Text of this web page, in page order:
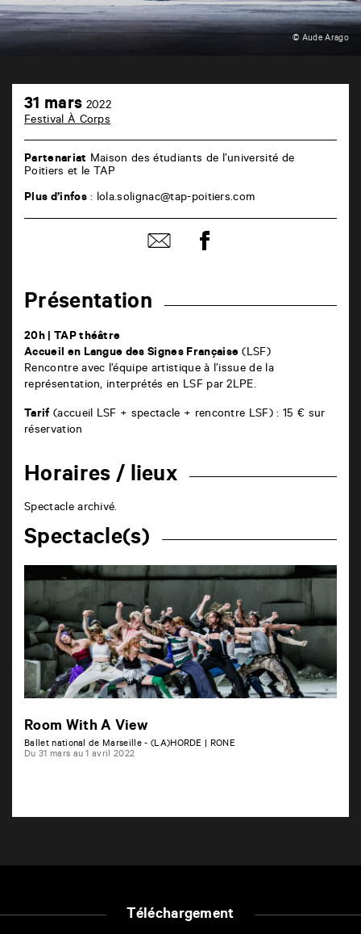
© Aude Arago
théâtre
Marne
Poitiers
Présentation
20h | TAP théâtre
Accueil en Langue des Signes Française (LSF)
Rencontre avec l’équipe artistique à l’issue de la
représentation, interprétés en LSF par 2LPE.
Tarif (accueil LSF + spectacle + rencontre LSF) : 15 € sur
réservation
Horaires / lieux
Spectacle archivé.
Spectacle(s)
Room With A View
Ballet national de Marseille - (LA)HORDE | RONE
Du 31 mars au 1 avril 2022
31 mars 202231
Festival À Corps
Partenariat Maison des étudiants de l’université de
Poitiers et le TAP
Plus d’infos: lola.solignac@tap-poitiers.com
Partager
par
Partager
sur
Téléchargement